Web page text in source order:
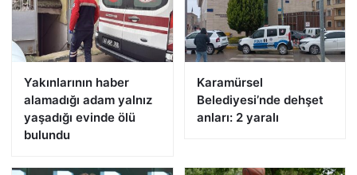
Yakınlarının haber
alamadığı adam yalnız
yaşadığı evinde ölü
bulundu
Karamürsel
Belediyesi’nde dehşet
anları: 2 yaralı